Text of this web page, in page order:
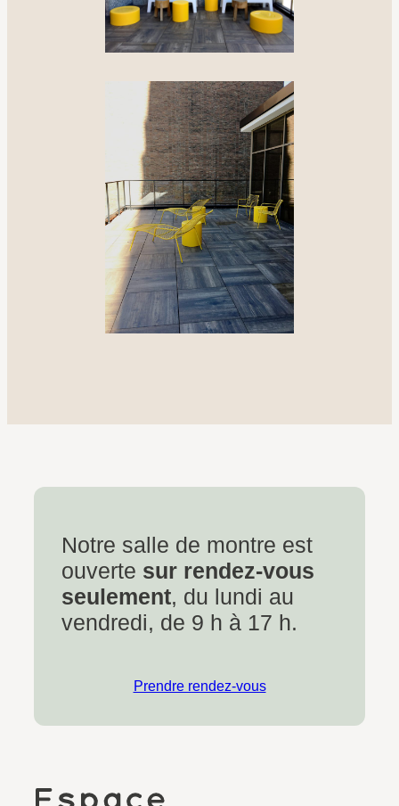
Notre salle de montre est
ouverte sur rendez-vous
seulement, du lundi au
vendredi, de 9 h à 17 h.
Prendre rendez-vous